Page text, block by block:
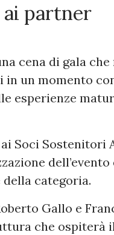
ai partner
cena di gala
un momento
esperienze
Soci Sostenitori
dell’evento
categoria.
Gallo e
che ospiterà